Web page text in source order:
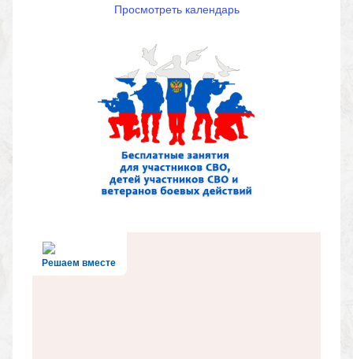
Просмотреть календарь
Решаем вместе